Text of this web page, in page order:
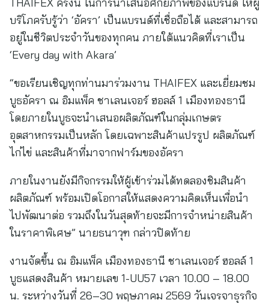
บริโภครับรู้ว่า ‘อัครา’ เป็นแบรนด์ที่เชื่อถือได้ และสามารถ
อยู่ในชีวิตประจำวันของทุกคน ภายใต้แนวคิดที่เราเป็น
‘Every day with Akara’
“ขอเรียนเชิญทุกท่านมาร่วมงาน THAIFEX และเยี่ยมชม
บูธอัครา ณ อิมแพ็ค ชาเลนเจอร์ ฮอลล์ 1 เมืองทองธานี
โดยภายในบูธจะนำเสนอผลิตภัณฑ์ในกลุ่มเกษตร
อุตสาหกรรมเป็นหลัก โดยเฉพาะสินค้าแปรรูป ผลิตภัณฑ์
ไก่ไข่ และสินค้าที่มาจากฟาร์มของอัครา
ภายในงานยังมีกิจกรรมให้ผู้เข้าร่วมได้ทดลองชิมสินค้า
ผลิตภัณฑ์ พร้อมเปิดโอกาสให้แสดงความคิดเห็นเพื่อนำ
ไปพัฒนาต่อ รวมถึงในวันสุดท้ายจะมีการจำหน่ายสินค้า
ในราคาพิเศษ” นายธนาวุฑ กล่าวปิดท้าย
งานจัดขึ้น ณ อิมแพ็ค เมืองทองธานี ชาเลนเจอร์ ฮอลล์ 1
บูธแสดงสินค้า หมายเลข 1-UU57 เวลา 10.00 – 18.00
น. ระหว่างวันที่ 26–30 พฤษภาคม 2569 วันเจรจาธุรกิจ